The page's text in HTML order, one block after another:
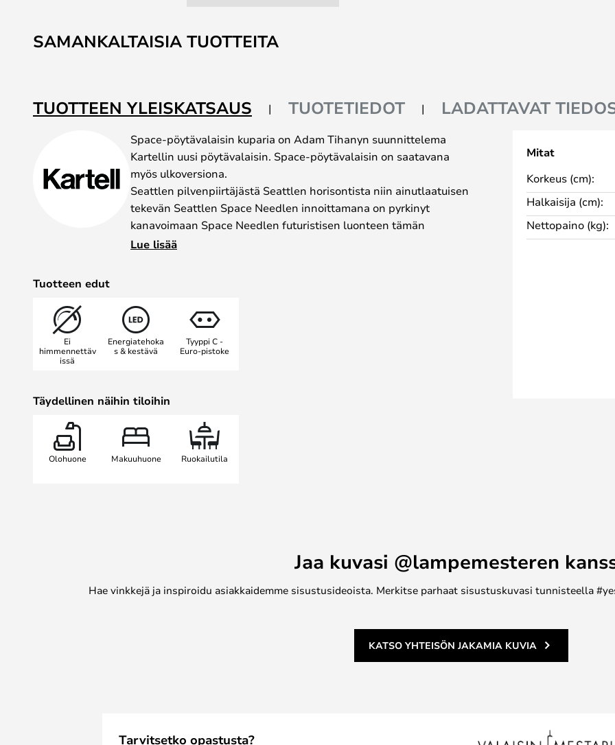
to
the
the
images
SAMANKALTAISIA TUOTTEITA
TUOTTEEN YLEISKATSAUS TUOTETIEDOT LADATTAVAT
Space-pöytävalaisin kuparia on Adam Tihanyn suunnittelema
Kartellin uusi pöytävalaisin. Space-pöytävalaisin on saatavana
myös ulkoversiona.
Seattlen pilvenpiirtäjästä Seattlen horisontista niin ainutlaatuisen
tekevän Seattlen Space Needlen innoittamana on pyrkinyt
kanavoimaan Space Needlen futuristisen luonteen tämän
valaisimen suunnitteluun.
Täydellinen lisä olohuoneen pöydälle tai puutarhapöydälle.
Lue lisää
Tuotteen edut
Ei
himmennettäv
issä
Energiatehoka
s & kestävä
Tyyppi C -
Euro-pistoke
Täydellinen näihin tiloihin
Olohuone Makuuhuone Ruokailutila
Mitat
Korkeus (cm):
Halkaisija (cm):
Nettopaino (kg):
Jaa kuvasi @lampemesteren
Hae vinkkejä ja inspiroidu asiakkaidemme sisustusideoista. Merkitse parhaat sisustuskuvasi tunnisteella
KATSO YHTEISÖN JAKAMIA KUVIA
Tarvitsetko opastusta?